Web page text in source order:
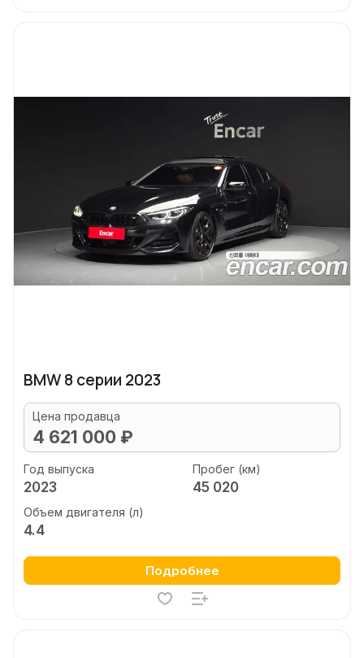
BMW 8 серии 2023
Цена продавца
4 621 000 ₽
Год выпуска
2023
Пробег (км)
45 020
Объем двигателя (л)
4.4
Подробнее